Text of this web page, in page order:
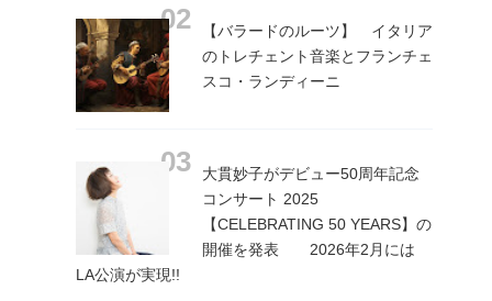
【バラードのルーツ】 イタリア
のトレチェント音楽とフランチェ
スコ・ランディーニ
大貫妙子がデビュー50周年記念
コンサート 2025
【CELEBRATING 50 YEARS】の
開催を発表 2026年2月には
LA公演が実現!!